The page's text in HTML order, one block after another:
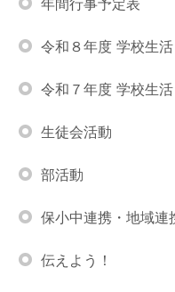
令和８年度 学校生活
令和７年度 学校生活
生徒会活動
部活動
保小中連携・地域連
伝えよう！